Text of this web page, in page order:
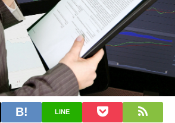
LINE